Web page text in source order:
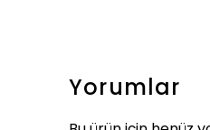
Yorumlar